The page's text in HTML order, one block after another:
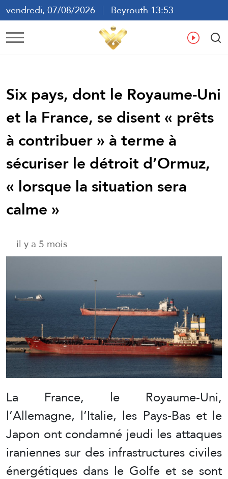
vendredi, 07/08/2026
Beyrouth 13:53
ع
Six pays, dont le Royaume-Uni
et la France, se disent « prêts
à contribuer » à terme à
sécuriser le détroit d’Ormuz,
« lorsque la situation sera
calme »
il y a 5 mois
La France, le Royaume-Uni,
l’Allemagne, l’Italie, les Pays-Bas et le
Japon ont condamné jeudi les attaques
iraniennes sur des infrastructures civiles
énergétiques dans le Golfe et se sont